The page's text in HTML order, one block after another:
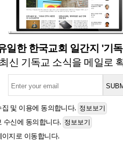
일한 한국교회 일간지 '기
신 기독교 소식을 메일로
및 이용에 동의합니다.
수신에 동의합니다.
지로 이동합니다.
교회일반 입력 2016. 04. 03
제41차 북미
방향 제시하는 ‘나침반’인
다.